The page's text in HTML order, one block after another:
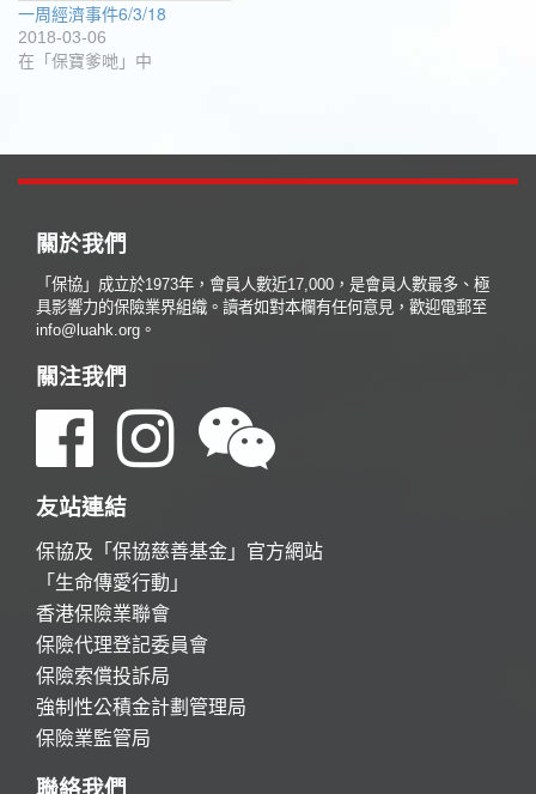
一周經濟事件6/3/18
2018-03-06
在「保寶爹哋」中
關於我們
「保協」成立於1973年，會員人數近17,000，是會員人數最多、極
具影響力的保險業界組織。讀者如對本欄有任何意見，歡迎電郵至
info@luahk.org。
關注我們
友站連結
保協及「保協慈善基金」官方網站
「生命傳愛行動」
香港保險業聯會
保險代理登記委員會
保險索償投訴局
強制性公積金計劃管理局
保險業監管局
聯絡我們